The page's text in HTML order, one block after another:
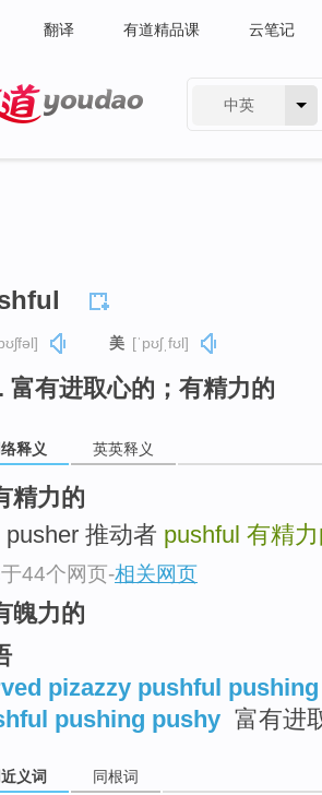
翻译 有道精品课 云笔记
中英
美 [ˈpʊʃˌfʊl]
富有进取心的；有精力的
释义 英英释义
精力的
pusher 推动者 pushful 有精
44个网页-相关网页
魄力的
pizazzy pushful
pushing pushy 富有进
义词 同根词